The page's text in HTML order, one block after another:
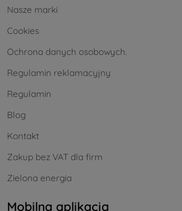
Nasze marki
Cookies
Ochrona danych osobowych.
Regulamin reklamacyjny
Regulamin
Blog
Kontakt
Zakup bez VAT dla firm
Zielona energia
Mobilna aplikacja